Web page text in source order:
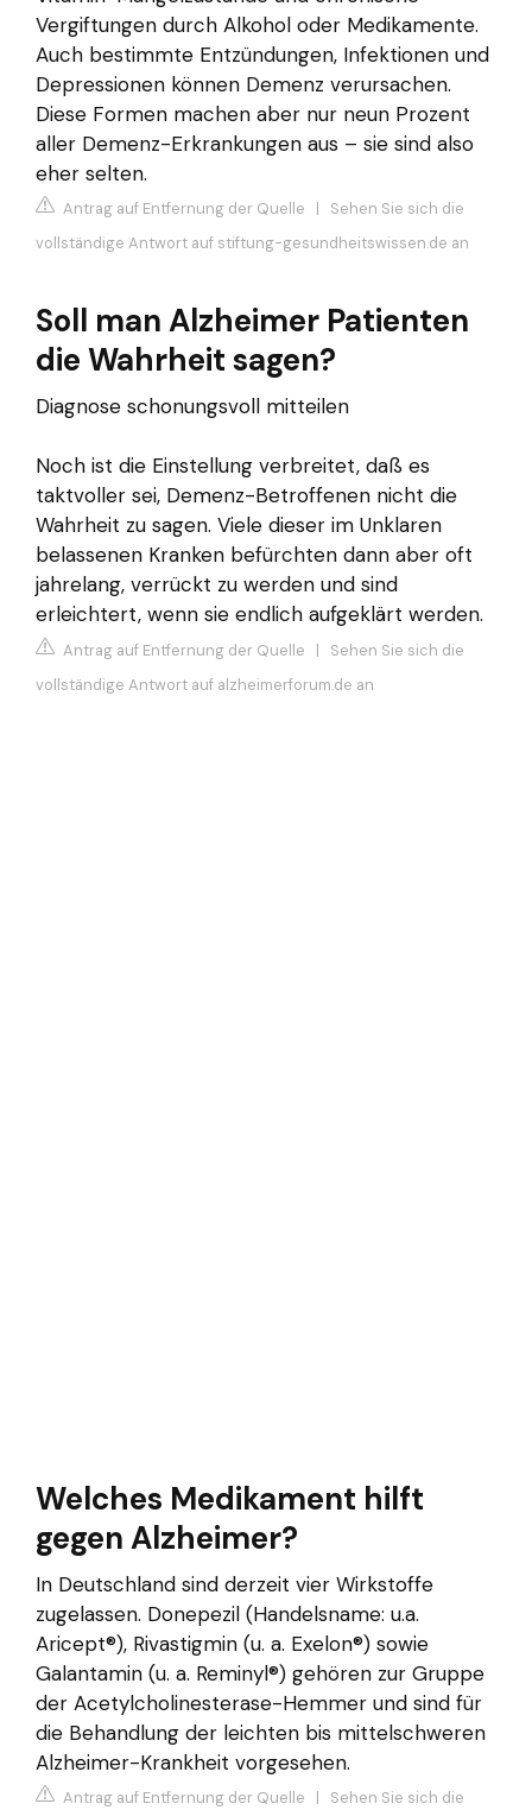
Vergiftungen durch Alkohol oder Medikamente.
Auch bestimmte Entzündungen, Infektionen und
Depressionen können Demenz verursachen.
Diese Formen machen aber nur neun Prozent
aller Demenz-Erkrankungen aus – sie sind also
eher selten.
Antrag auf Entfernung der Quelle | Sehen Sie sich die
vollständige Antwort auf stiftung-gesundheitswissen.de an
Soll man Alzheimer Patienten
die Wahrheit sagen?
Diagnose schonungsvoll mitteilen
Noch ist die Einstellung verbreitet, daß es
taktvoller sei, Demenz-Betroffenen nicht die
Wahrheit zu sagen. Viele dieser im Unklaren
belassenen Kranken befürchten dann aber oft
jahrelang, verrückt zu werden und sind
erleichtert, wenn sie endlich aufgeklärt werden.
Antrag auf Entfernung der Quelle | Sehen Sie sich die
vollständige Antwort auf alzheimerforum.de an
Welches Medikament hilft
gegen Alzheimer?
In Deutschland sind derzeit vier Wirkstoffe
zugelassen. Donepezil (Handelsname: u.a.
Aricept®), Rivastigmin (u. a. Exelon®) sowie
Galantamin (u. a. Reminyl®) gehören zur Gruppe
der Acetylcholinesterase-Hemmer und sind für
die Behandlung der leichten bis mittelschweren
Alzheimer-Krankheit vorgesehen.
Antrag auf Entfernung der Quelle | Sehen Sie sich die